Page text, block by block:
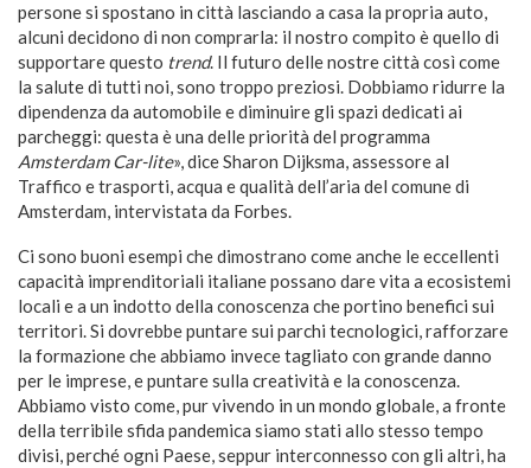
persone si spostano in città lasciando a casa la propria auto,
alcuni decidono di non comprarla: il nostro compito è quello di
supportare questo trend. Il futuro delle nostre città così come
la salute di tutti noi, sono troppo preziosi. Dobbiamo ridurre la
dipendenza da automobile e diminuire gli spazi dedicati ai
parcheggi: questa è una delle priorità del programma
Amsterdam Car-lite», dice Sharon Dijksma, assessore al
Traffico e trasporti, acqua e qualità dell’aria del comune di
Amsterdam, intervistata da Forbes.
Ci sono buoni esempi che dimostrano come anche le eccellenti
capacità imprenditoriali italiane possano dare vita a ecosistemi
locali e a un indotto della conoscenza che portino benefici sui
territori. Si dovrebbe puntare sui parchi tecnologici, rafforzare
la formazione che abbiamo invece tagliato con grande danno
per le imprese, e puntare sulla creatività e la conoscenza.
Abbiamo visto come, pur vivendo in un mondo globale, a fronte
della terribile sfida pandemica siamo stati allo stesso tempo
divisi, perché ogni Paese, seppur interconnesso con gli altri, ha